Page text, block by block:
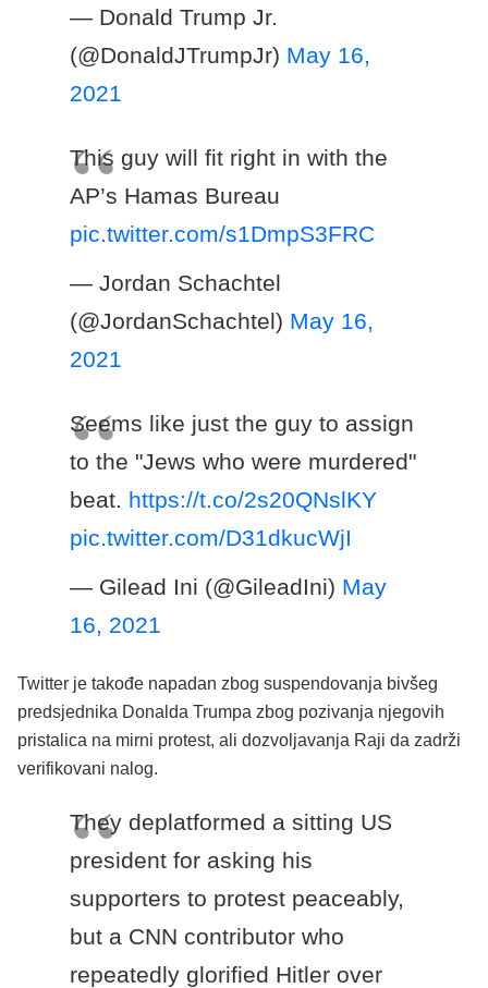
— Donald Trump Jr.
(@DonaldJTrumpJr) May 16,
2021
This guy will fit right in with the
AP’s Hamas Bureau
pic.twitter.com/s1DmpS3FRC
— Jordan Schachtel
(@JordanSchachtel) May 16,
2021
Seems like just the guy to assign
to the "Jews who were murdered"
beat. https://t.co/2s20QNslKY
pic.twitter.com/D31dkucWjI
— Gilead Ini (@GileadIni) May
16, 2021
Twitter je takođe napadan zbog suspendovanja bivšeg
predsjednika Donalda Trumpa zbog pozivanja njegovih
pristalica na mirni protest, ali dozvoljavanja Raji da zadrži
verifikovani nalog.
They deplatformed a sitting US
president for asking his
supporters to protest peaceably,
but a CNN contributor who
repeatedly glorified Hitler over